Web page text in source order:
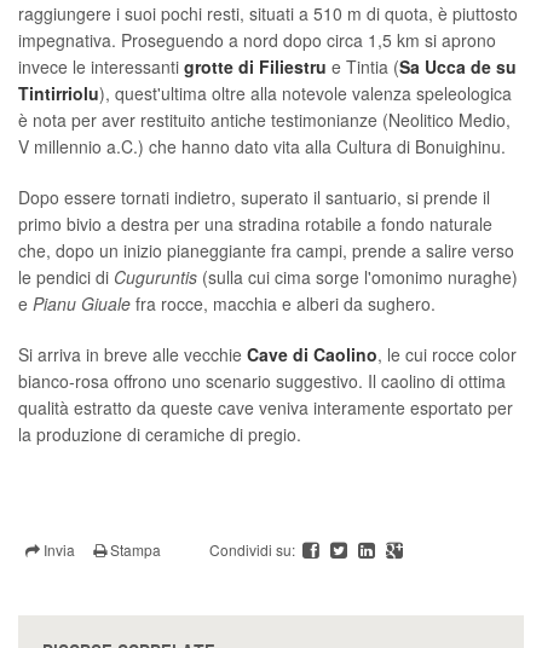
raggiungere i suoi pochi resti, situati a 510 m di quota, è piuttosto
impegnativa. Proseguendo a nord dopo circa 1,5 km si aprono
invece le interessanti grotte di Filiestru e Tintia (Sa Ucca de su
Tintirriolu), quest'ultima oltre alla notevole valenza speleologica
è nota per aver restituito antiche testimonianze (Neolitico Medio,
V millennio a.C.) che hanno dato vita alla Cultura di Bonuighinu.
Dopo essere tornati indietro, superato il santuario, si prende il
primo bivio a destra per una stradina rotabile a fondo naturale
che, dopo un inizio pianeggiante fra campi, prende a salire verso
le pendici di Cuguruntis (sulla cui cima sorge l'omonimo nuraghe)
e Pianu Giuale fra rocce, macchia e alberi da sughero.
Si arriva in breve alle vecchie Cave di Caolino, le cui rocce color
bianco-rosa offrono uno scenario suggestivo. Il caolino di ottima
qualità estratto da queste cave veniva interamente esportato per
la produzione di ceramiche di pregio.
Invia Stampa Condividi su: